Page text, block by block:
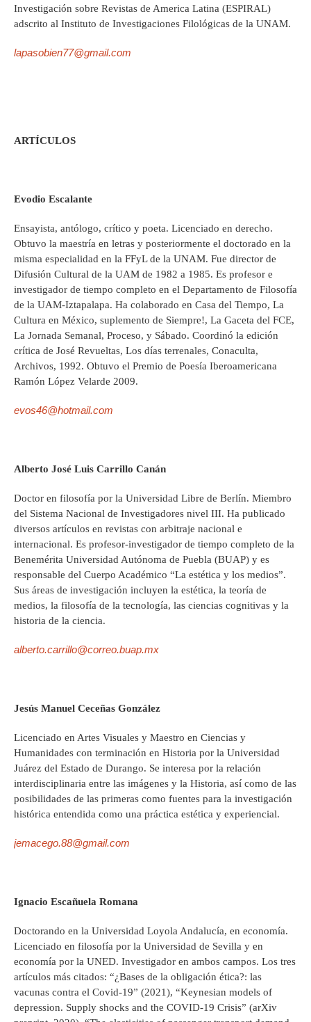
Investigación sobre Revistas de America Latina (ESPIRAL)
adscrito al Instituto de Investigaciones Filológicas de la UNAM.
lapasobien77@gmail.com
ARTÍCULOS
Evodio Escalante
Ensayista, antólogo, crítico y poeta. Licenciado en derecho.
Obtuvo la maestría en letras y posteriormente el doctorado en la
misma especialidad en la FFyL de la UNAM. Fue director de
Difusión Cultural de la UAM de 1982 a 1985. Es profesor e
investigador de tiempo completo en el Departamento de Filosofía
de la UAM-Iztapalapa. Ha colaborado en Casa del Tiempo, La
Cultura en México, suplemento de Siempre!, La Gaceta del FCE,
La Jornada Semanal, Proceso, y Sábado. Coordinó la edición
crítica de José Revueltas, Los días terrenales, Conaculta,
Archivos, 1992. Obtuvo el Premio de Poesía Iberoamericana
Ramón López Velarde 2009.
evos46@hotmail.com
Alberto José Luis Carrillo Canán
Doctor en filosofía por la Universidad Libre de Berlín. Miembro
del Sistema Nacional de Investigadores nivel III. Ha publicado
diversos artículos en revistas con arbitraje nacional e
internacional. Es profesor-investigador de tiempo completo de la
Benemérita Universidad Autónoma de Puebla (BUAP) y es
responsable del Cuerpo Académico “La estética y los medios”.
Sus áreas de investigación incluyen la estética, la teoría de
medios, la filosofía de la tecnología, las ciencias cognitivas y la
historia de la ciencia.
alberto.carrillo@correo.buap.mx
Jesús Manuel Ceceñas González
Licenciado en Artes Visuales y Maestro en Ciencias y
Humanidades con terminación en Historia por la Universidad
Juárez del Estado de Durango. Se interesa por la relación
interdisciplinaria entre las imágenes y la Historia, así como de las
posibilidades de las primeras como fuentes para la investigación
histórica entendida como una práctica estética y experiencial.
jemacego.88@gmail.com
Ignacio Escañuela Romana
Doctorando en la Universidad Loyola Andalucía, en economía.
Licenciado en filosofía por la Universidad de Sevilla y en
economía por la UNED. Investigador en ambos campos. Los tres
artículos más citados: “¿Bases de la obligación ética?: las
vacunas contra el Covid-19” (2021), “Keynesian models of
depression. Supply shocks and the COVID-19 Crisis” (arXiv